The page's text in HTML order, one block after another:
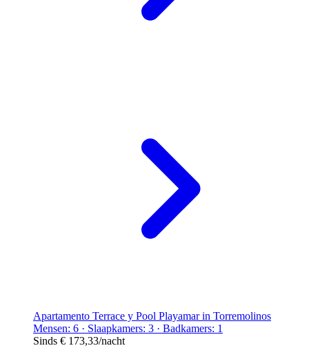
Apartamento Terrace y Pool Playamar in Torremolinos
Mensen: 6 · Slaapkamers: 3 · Badkamers: 1
Sinds € 173,33/nacht